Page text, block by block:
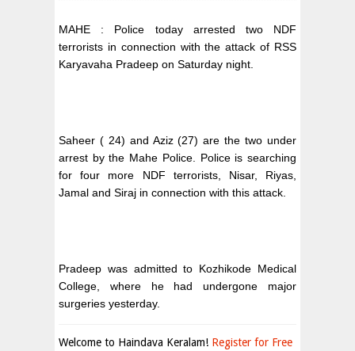
MAHE : Police today arrested two NDF
terrorists in connection with the attack of RSS
Karyavaha Pradeep on Saturday night.
Saheer ( 24) and Aziz (27) are the two under
arrest by the Mahe Police. Police is searching
for four more NDF terrorists, Nisar, Riyas,
Jamal and Siraj in connection with this attack.
Pradeep was admitted to Kozhikode Medical
College, where he had undergone major
surgeries yesterday.
Welcome to Haindava Keralam! Register for Free